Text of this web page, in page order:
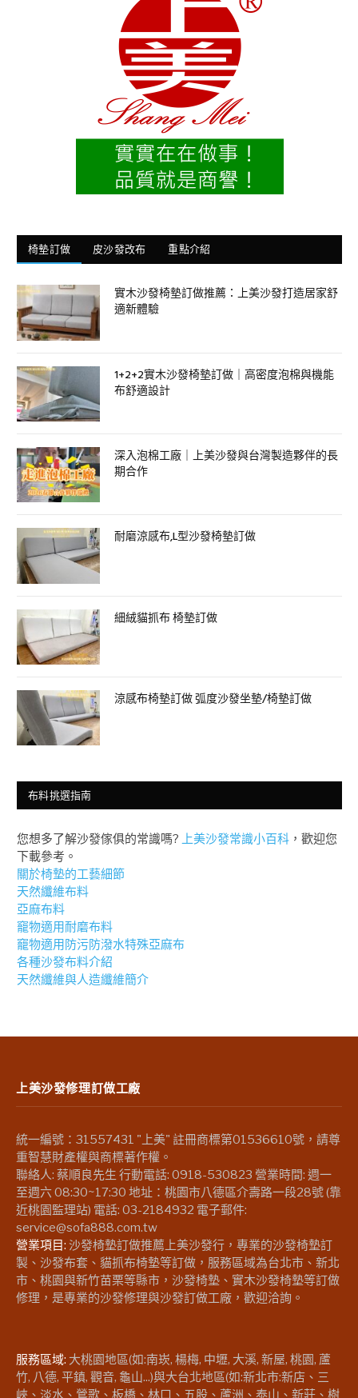
椅墊訂做 皮沙發改布 重點介紹
實木沙發椅墊訂做推薦：上美沙發打造居家舒
適新體驗
1+2+2實木沙發椅墊訂做｜高密度泡棉與機能
布舒適設計
深入泡棉工廠｜上美沙發與台灣製造夥伴的長
期合作
耐磨涼感布,L型沙發椅墊訂做
細絨貓抓布 椅墊訂做
涼感布椅墊訂做 弧度沙發坐墊/椅墊訂做
布料挑選指南
您想多了解沙發傢俱的常識嗎? 上美沙發常識小百科 ，歡迎您
下載參考。
關於椅墊的工藝細節
天然纖維布料
亞麻布料
竉物適用耐磨布料
竉物適用防污防潑水特殊亞麻布
各種沙發布料介紹
天然纖維與人造纖維簡介
上美沙發修理訂做工廠
統一編號：31557431 "上美" 註冊商標第01536610號，請尊
重智慧財產權與商標著作權。
聯絡人: 蔡順良先生 行動電話: 0918-530823 營業時間: 週一
至週六 08:30~17:30 地址：桃園市八德區介壽路一段28號 (靠
近桃園監理站) 電話: 03-2184932 電子郵件:
service@sofa888.com.tw
營業項目: 沙發椅墊訂做推薦上美沙發行，專業的沙發椅墊訂
製、沙發布套、貓抓布椅墊等訂做，服務區域為台北市、新北
市、桃園與新竹苗栗等縣市，沙發椅墊、實木沙發椅墊等訂做
修理，是專業的沙發修理與沙發訂做工廠，歡迎洽詢。
服務區域: 大桃園地區(如:南崁, 楊梅, 中壢, 大溪, 新屋, 桃園, 蘆
竹, 八德, 平鎮, 觀音, 龜山...)與大台北地區(如:新北市:新店、三
峽、淡水、鶯歌、板橋、林口、五股、蘆洲、泰山、新莊、樹